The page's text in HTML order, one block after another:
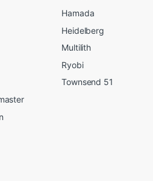
Hamada
Heidelberg
Multilith
Ryobi
Townsend 51